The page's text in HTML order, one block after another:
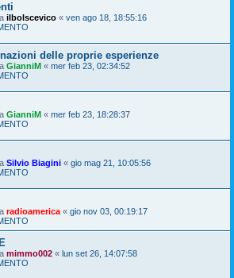
ilbolscevico « ven ago 18, 18:55:16
delle proprie esperienze
GianniM « mer feb 23, 02:34:52
GianniM « mer feb 23, 18:28:37
Silvio Biagini « gio mag 21, 10:05:56
radioamerica « gio nov 03, 00:19:17
mimmo002 « lun set 26, 14:07:58